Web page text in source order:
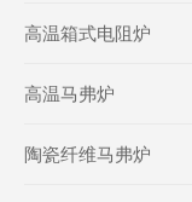
高温箱式电阻炉
高温马弗炉
陶瓷纤维马弗炉